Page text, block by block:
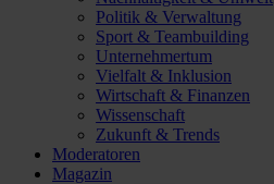
Politik & Verwaltung
Sport & Teambuilding
Unternehmertum
Vielfalt & Inklusion
Wirtschaft & Finanzen
Wissenschaft
Zukunft & Trends
Moderatoren
Magazin